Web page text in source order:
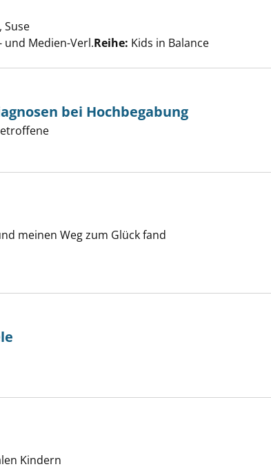
Suse
und Medien-Verl.Reihe: Kids in Balance
Fehldiagnosen bei Hochbegabung anzeigen
bei Hochbegabung
anzeigen
meinen Weg zum Glück fand
Spiele anzeigen
Kindern